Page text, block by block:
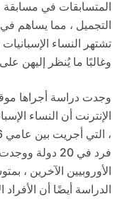
المتسابقات في
التجميل ، مما يساهم
تشتهر النساء
وغالبًا ما يُنظر إليهن
الإنترنت أن النساء
فرد في 20
الدراسة أيضًا أن